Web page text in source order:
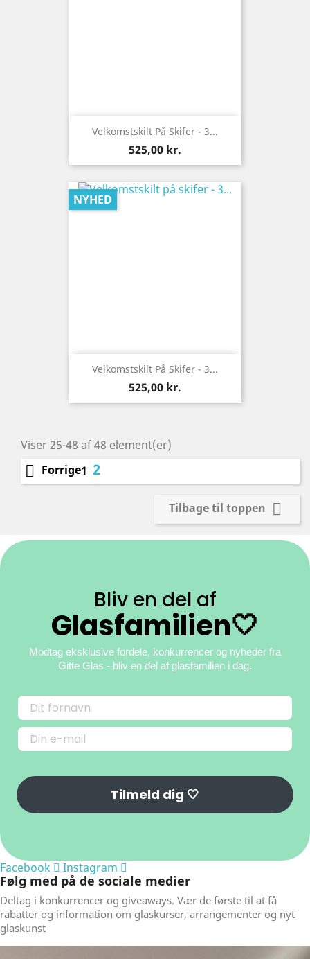
Velkomstskilt På Skifer - 3...
Pris
525,00 kr.
Velkomstskilt På Skifer - 3...
Pris
525,00 kr.
NYHED
Viser 25-48 af 48 element(er)
 Forrige1 2
Tilbage til toppen 
Bliv en del af
Glasfamilien🤍
Modtag eksklusive fordele, konkurrencer og nyheder fra
Gitte Glas - bliv en del af glasfamilien i dag.
Tilmeld dig 🤍
Facebook Instagram
Følg med på de sociale medier
Deltag i konkurrencer og giveaways. Vær de første til at få
rabatter og information om glaskurser, arrangementer og nyt
glaskunst